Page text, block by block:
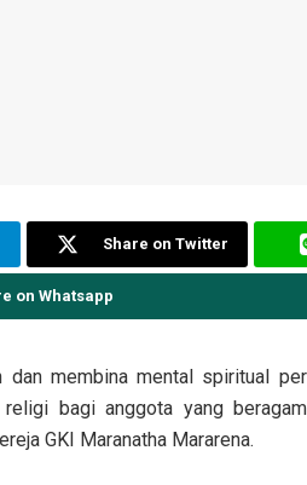
Share on Twitter
on Whatsapp
dan membina mental spiritual
bagi anggota yang
GKI Maranatha Mararena.